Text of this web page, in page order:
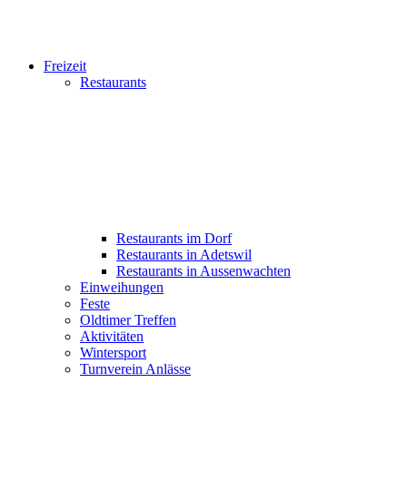
Freizeit
Restaurants
Restaurants im Dorf
Restaurants in Adetswil
Restaurants in Aussenwachten
Einweihungen
Feste
Oldtimer Treffen
Aktivitäten
Wintersport
Turnverein Anlässe